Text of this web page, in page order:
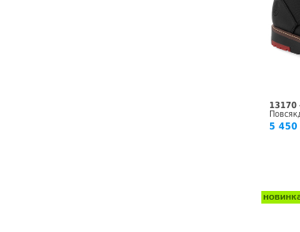
13170
5 450